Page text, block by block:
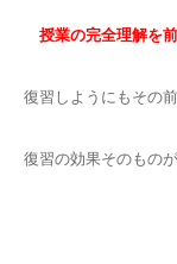
授業の完全理解を前
復習しようにもその
復習の効果そのもの